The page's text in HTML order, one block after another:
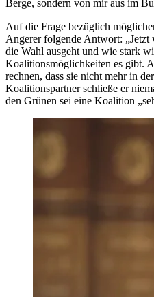
Berge, sondern von mir aus im
Auf die Frage bezüglich
Angerer folgende Antwort:
die Wahl ausgeht und wie stark
Koalitionsmöglichkeiten es gibt.
rechnen, dass sie nicht mehr in
Koalitionspartner schließe er
den Grünen sei eine Koalition